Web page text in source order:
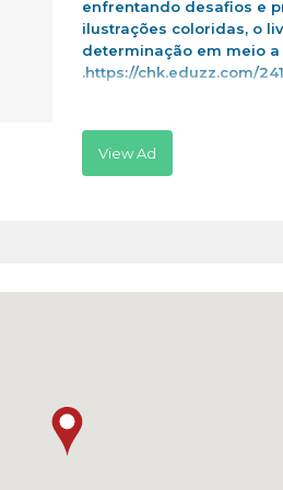
enfrentando desafios e
ilustrações coloridas, o
determinação em meio
.https://chk.eduzz.com/
View Ad